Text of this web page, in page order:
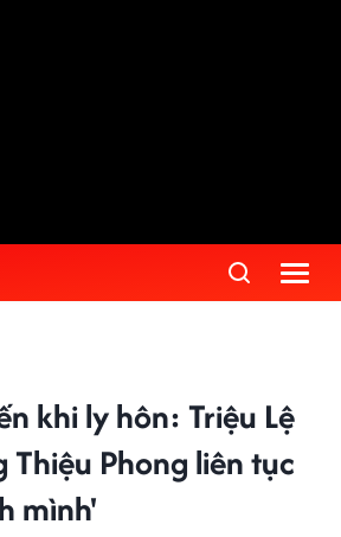
khi ly hôn: Triệu Lệ
Thiệu Phong liên tục
mình'